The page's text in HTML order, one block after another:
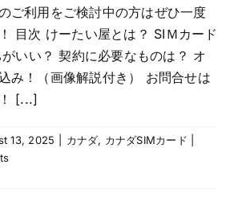
ご利用をご検討中の方はぜひ一度
目次 けーたい屋とは？ SIＭカード
いい？ 契約に必要なものは？ オ
み！（画像解説付き） お問合せは
[...]
13, 2025 カナダ, カナダSIMカード |